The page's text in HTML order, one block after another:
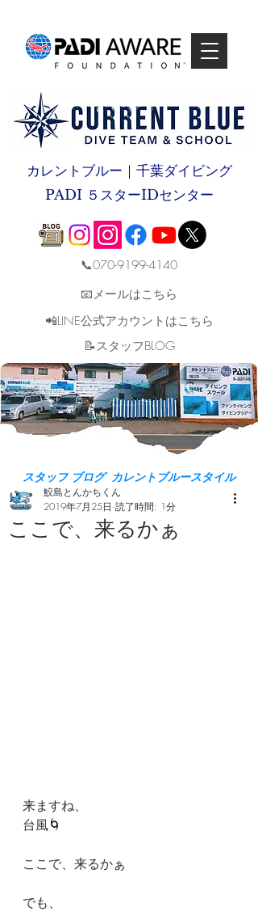
カレントブルー｜千葉ダイビング
PADI ５スターIDセンター
📞070-9199-4140
📧メールはこちら
📲LINE公式アカウントはこちら
​📝スタッフBLOG
スタッフ ブログ カレントブルースタイル
ここで、来るかぁ
鮫島とんかちくん
2019年7月25日 読了時間: 1分
来ますね、
台風🌀
ここで、来るかぁ
でも、